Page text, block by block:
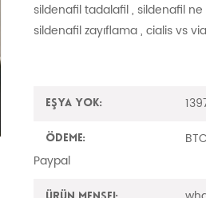
sildenafil tadalafil , sildenafil ne
sildenafil zayıflama , cialis vs
Eşya yok:
Ödeme:
Paypal